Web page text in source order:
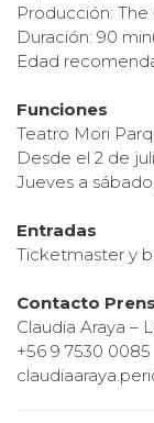
Producción:
Duración: 90
Edad
Funciones
Teatro Mori
Desde el 2 de
Jueves a
Entradas
Ticketmaster y
Contacto
Claudia Araya –
+56 9 7530 0085